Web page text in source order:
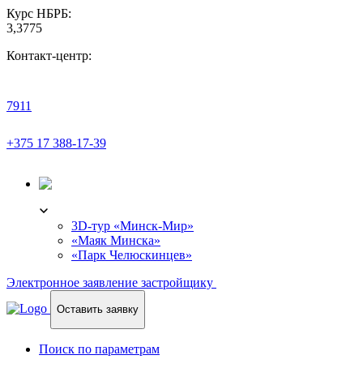
Курс НБРБ:
3,3775
Контакт-центр:
7911
+375 17 388-17-39
3D-тур «Минск-Мир»
«Маяк Минска»
«Парк Челюскинцев»
Электронное заявление застройщику
Оставить заявку
Поиск по параметрам